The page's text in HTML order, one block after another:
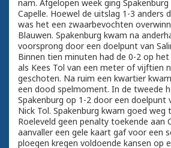
nam. Afgelopen week ging
Capelle. Hoewel de uitslag 1-3 anders
was het een zwaarbevochten
Blauwen. Spakenburg kwam na
voorsprong door een doelpunt van
Binnen tien minuten had de 0-2 op
als Kees Tol van een meter of vijftien
geschoten. Na ruim een kwartier
een dood spelmoment. In de tweede
Spakenburg op 1-2 door een doelpunt
Nick Tol. Spakenburg kwam goed
Roeleveld geen penalty toekende aan
aanvaller een gele kaart gaf voor een
ploegen kregen voldoende kansen op